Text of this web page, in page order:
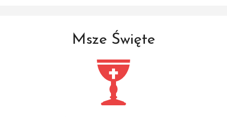
Msze Święte